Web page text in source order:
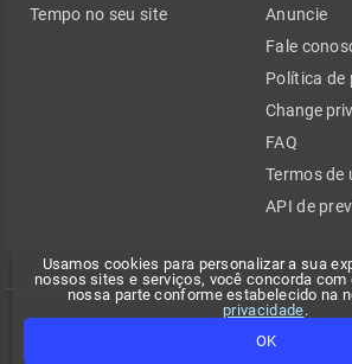
Usamos cookies para personalizar a sua
nossos sites e serviços, você concorda com
nossa parte conforme estabelecido na
privacidade.
OK
Tempo no seu site
Anuncie
Fale
Política de
Change
FAQ
Termos de
API de
Copyright 2026 - Climatempo. Todos os